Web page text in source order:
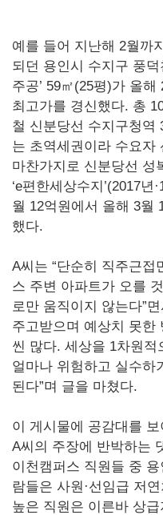
예를 들어 지난해 2월까
되던 용인시 수지구 풍덕
주공’ 59㎡(25평)가 올
최고가를 경신했다. 총
철 신분당선 수지구청역
는 초역세권이라 수요자
마찬가지로 신분당선 성
‘e편한세상수지’(2017
월 12억원에서 올해 3월
했다.
A씨는 “단순히 직주근접
스 주변 아파트가 오를
로만 움직이지 않는다”
주고받으며 예상치 못한
씬 많다. 세상을 1차원적
얼마나 위험하고 실수하
된다”며 글을 마쳤다.
이 게시물에 공감대를
A씨의 주장에 반박하는
이천캠퍼스 직원들 중
람들은 사원·선임급 저
높은 직원은 이른바 상